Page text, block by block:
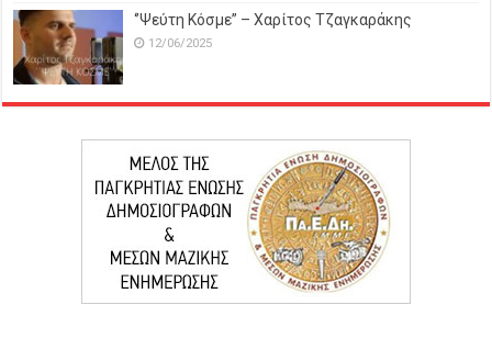
‘’Ψεύτη Κόσμε’’ – Χαρίτος Τζαγκαράκης
12/06/2025